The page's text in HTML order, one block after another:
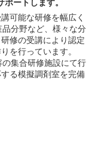
ートします。
可能な研修を幅広く
分野など、様々な分
修の受講により認定
を行っています。
集合研修施設にて行
る模擬調剤室を完備